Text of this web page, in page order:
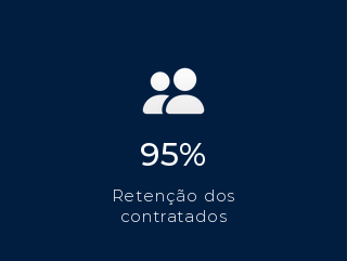
95%
Retenção dos
contratados